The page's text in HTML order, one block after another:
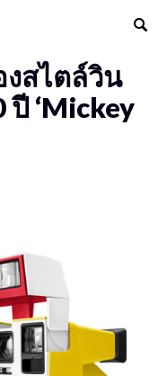
สไตล์วิน
ปี ‘Mickey